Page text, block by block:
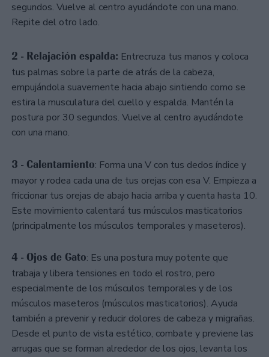
segundos. Vuelve al centro ayudándote con una mano.
Repite del otro lado.
2 - Relajación espalda: Entrecruza tus manos y coloca
tus palmas sobre la parte de atrás de la cabeza,
empujándola suavemente hacia abajo sintiendo como se
estira la musculatura del cuello y espalda. Mantén la
postura por 30 segundos. Vuelve al centro ayudándote
con una mano.
3 - Calentamiento: Forma una V con tus dedos índice y
mayor y rodea cada una de tus orejas con esa V. Empieza a
friccionar tus orejas de abajo hacia arriba y cuenta hasta 10.
Este movimiento calentará tus músculos masticatorios
(principalmente los músculos temporales y maseteros).
4 - Ojos de Gato: Es una postura muy potente que
trabaja y libera tensiones en todo el rostro, pero
especialmente de los músculos temporales y de los
músculos maseteros (músculos masticatorios). Ayuda
también a prevenir y reducir dolores de cabeza y migrañas.
Desde el punto de vista estético, combate y previene las
arrugas que se forman alrededor de los ojos, levanta los